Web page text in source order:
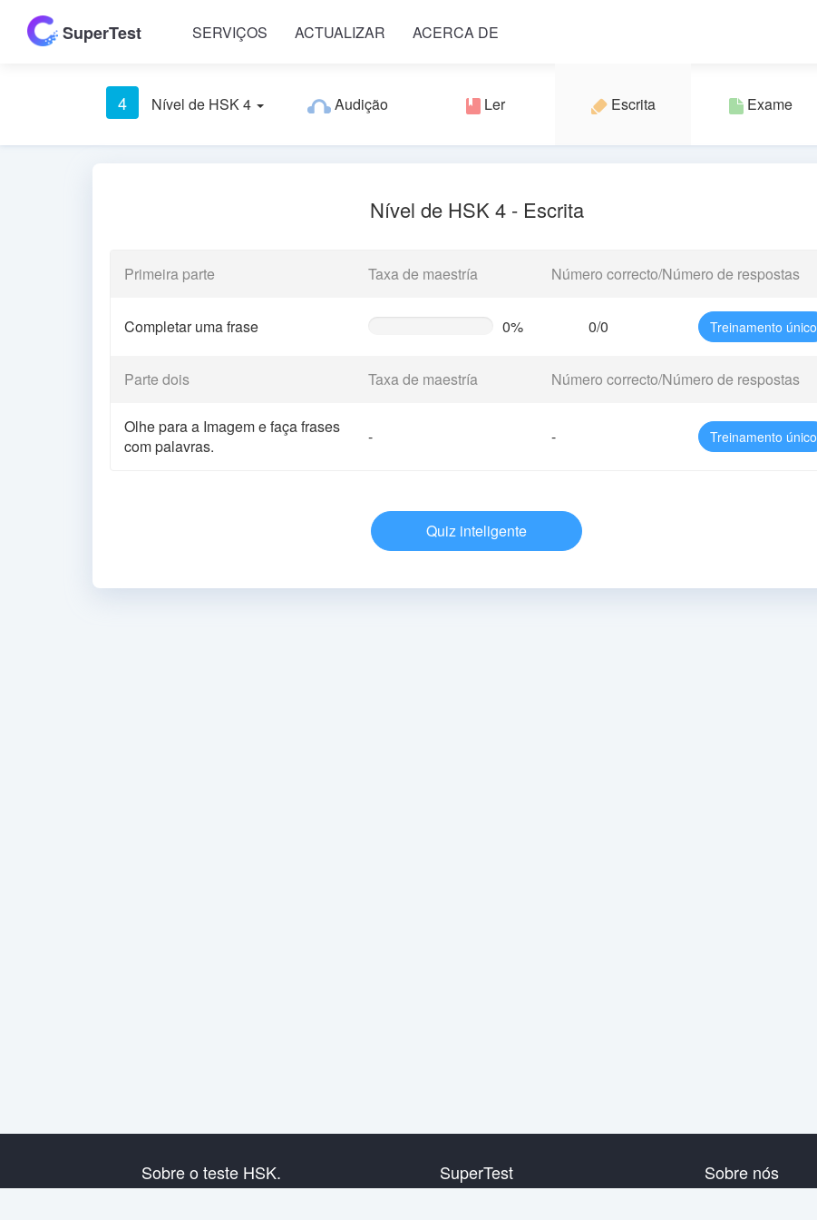
SuperTest SERVIÇOS ACTUALIZAR ACERCA DE
4 Nível de HSK 4 Audição Ler Escrita Exame
Nível de HSK 4 - Escrita
Primeira parte Taxa de maestría Número correcto/Número de respostas
Completar uma frase 0% 0/0 Treinamento único
Parte dois Taxa de maestría Número correcto/Número de respostas
Olhe para a Imagem e faça frases
com palavras.
- - Treinamento único
Quiz inteligente
Sobre o teste HSK. SuperTest Sobre nós